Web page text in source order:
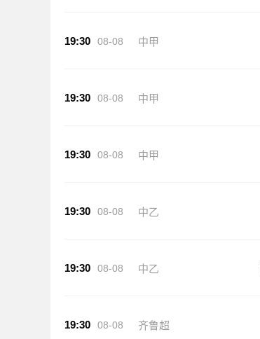
19:30 08-08 中甲
19:30 08-08 中甲
19:30 08-08 中甲
19:30 08-08 中乙
19:30 08-08 中乙
19:30 08-08 齐鲁超